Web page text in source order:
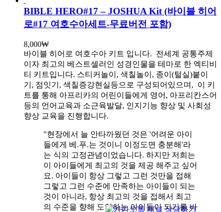
BIBLE HERO#17 – JOSHUA Kit (바이블 히어
로#17 여호수아세트-무료버전 포함)
8,000₩
바이블 히어로 여호수아 키트 입니다. 전세계 공통주제
이자 최고의 베스트셀러인 성경인물을 테마로 한 엑티비
티 키트입니다. 스티커놀이, 색칠놀이, 종이(털실)붙이
기, 점잇기, 색칠증강현실등으로 구성되어있으며, 이 키
트를 통해 아프리카의 어린이들에게 영어, 아프리칸스어
등의 언어교육과 소근육발달, 인지기능 향상 및 사회성
향상 교육을 진행합니다.
"현장에서 늘 안타까웠던 것은 '어려운 아이
들에게 베.푸.는 것이니 이정도면 충분해'라
는 식의 고정관념이었습니다. 하지만 저희는
이 아이들에게 최고의 것을 제공 해주고 싶어
요. 아이들이 항상 그렇고 그런 것만을 접해
그렇고 그런 수준에 만족하는 아이들이 되는
것이 아니라, 항상 최고의 것을 접해서 최고
의 수준을 향해 도약하는 아이들이 되기를 바